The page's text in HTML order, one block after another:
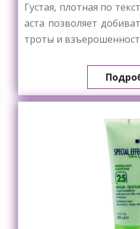
Густая, плотная по
аста позволяет
троты и